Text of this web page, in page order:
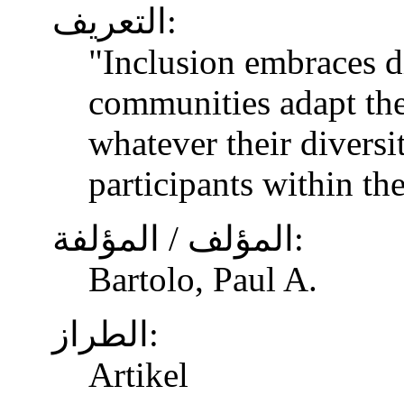
التعريف:
"Inclusion embraces
communities adapt
whatever their
participants within
المؤلف / المؤلفة:
Bartolo, Paul A.
الطراز:
Artikel